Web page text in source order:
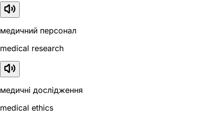
медичний персонал
medical research
медичні дослідження
medical ethics